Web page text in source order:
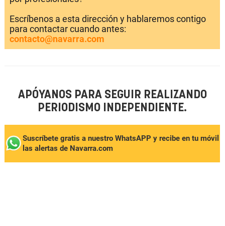
Escríbenos a esta dirección y hablaremos contigo
para contactar cuando antes:
contacto@navarra.com
APÓYANOS PARA SEGUIR REALIZANDO
PERIODISMO INDEPENDIENTE.
Suscríbete gratis a nuestro WhatsAPP y recibe en tu móvil
las alertas de Navarra.com